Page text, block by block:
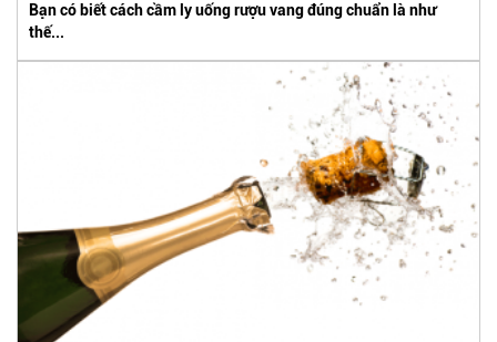
Bạn có biết cách cầm ly uống rượu vang đúng chuẩn là như
thế...